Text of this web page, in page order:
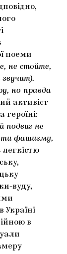
поеми
не стойте,
но правда
активіст
героїні:
подвиг не
фашизму,
легкістю
вуду,
Україні
в